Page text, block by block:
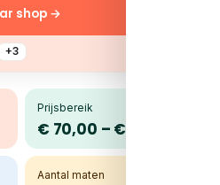
+3
shop →
Prijsbereik
€ 70,00 – € 139,99
Aantal maten